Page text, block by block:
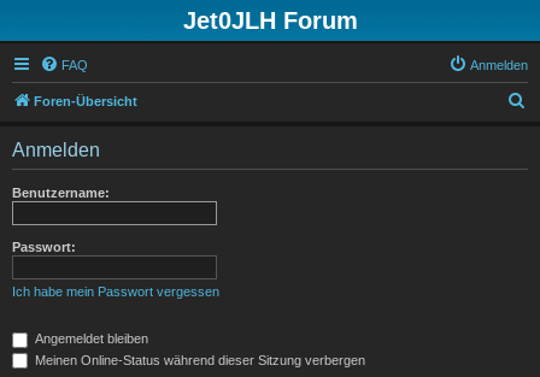
Jet0JLH Forum
FAQ Anmelden
Foren-Übersicht
Anmelden
Benutzername:
Passwort:
Ich habe mein Passwort vergessen
Angemeldet bleiben
Meinen Online-Status während dieser Sitzung verbergen